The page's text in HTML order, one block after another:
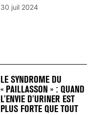
30 juil 2024
LE SYNDROME DU
« PAILLASSON » : QUAND
L’ENVIE D’URINER EST
PLUS FORTE QUE TOUT